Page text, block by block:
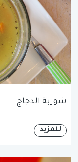
شوربة الدجاج
للمزيد